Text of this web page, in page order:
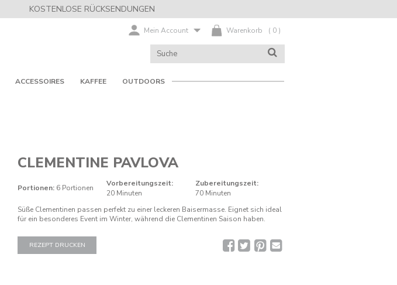
KOSTENLOSE RÜCKSENDUNGEN
( 0 )
Warenkorb
Mein Account
KATALOG
DURCHSUCHEN
SUCHE
ACCESSOIRES KAFFEE OUTDOORS
CLEMENTINE PAVLOVA
Portionen: 6 Portionen
Vorbereitungszeit:
20 Minuten
Zubereitungszeit:
70 Minuten
Süße Clementinen passen perfekt zu einer leckeren Baisermasse. Eignet sich ideal
für ein besonderes Event im Winter, während die Clementinen Saison haben.
REZEPT DRUCKEN
Rezept
per
Pinterest
Twitter
Facebook